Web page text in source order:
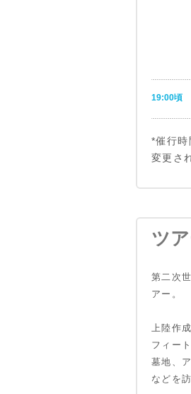
19:00頃
*催行時
変更さ
ツ
第二次
アー。
上陸作
フィー
墓地、
などを